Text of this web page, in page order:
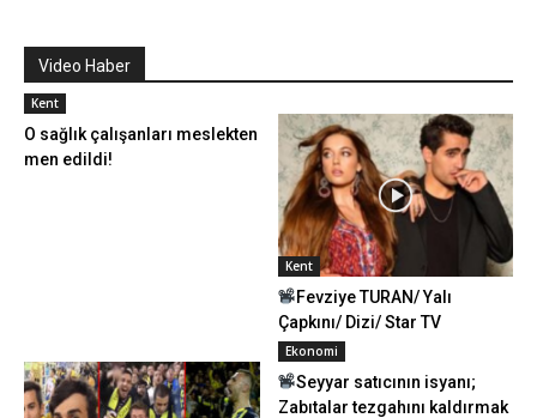
Video Haber
Kent
O sağlık çalışanları meslekten
men edildi!
Kent
Fevziye TURAN/ Yalı
Çapkını/ Dizi/ Star TV
Ekonomi
Seyyar satıcının isyanı;
Zabıtalar tezgahını kaldırmak